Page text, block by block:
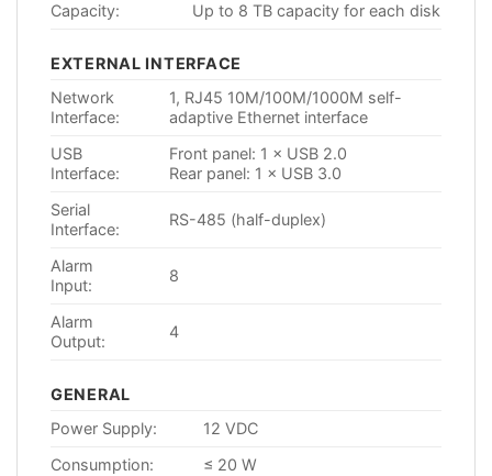
Capacity: Up to 8 TB capacity for each disk
EXTERNAL INTERFACE
Network
Interface:
1, RJ45 10M/100M/1000M self-
adaptive Ethernet interface
USB
Interface:
Front panel: 1 × USB 2.0
Rear panel: 1 × USB 3.0
Serial
Interface:
RS-485 (half-duplex)
Alarm
Input:
8
Alarm
Output:
4
GENERAL
Power Supply:
12 VDC
Consumption:
≤ 20 W